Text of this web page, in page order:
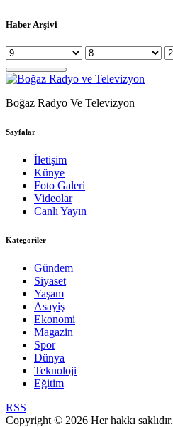
Haber Arşivi
Boğaz Radyo Ve Televizyon
Sayfalar
İletişim
Künye
Foto Galeri
Videolar
Canlı Yayın
Kategoriler
Gündem
Siyaset
Yaşam
Asayiş
Ekonomi
Magazin
Spor
Dünya
Teknoloji
Eğitim
RSS
Copyright © 2026 Her hakkı saklıdır.